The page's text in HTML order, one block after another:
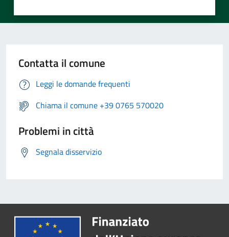
Contatta il comune
Leggi le domande frequenti
Chiama il comune +39 0765 570020
Problemi in città
Segnala disservizio